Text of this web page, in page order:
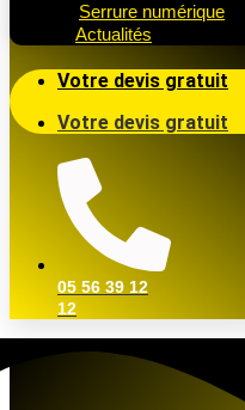
Serrure numérique
Actualités
Votre devis gratuit
Votre devis gratuit
05 56 39 12
12